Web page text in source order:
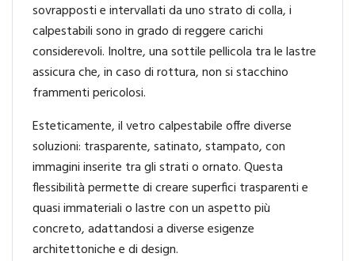
sovrapposti e intervallati da uno strato di colla, i
calpestabili sono in grado di reggere carichi
considerevoli. Inoltre, una sottile pellicola tra le lastre
assicura che, in caso di rottura, non si stacchino
frammenti pericolosi.
Esteticamente, il vetro calpestabile offre diverse
soluzioni: trasparente, satinato, stampato, con
immagini inserite tra gli strati o ornato. Questa
flessibilità permette di creare superfici trasparenti e
quasi immateriali o lastre con un aspetto più
concreto, adattandosi a diverse esigenze
architettoniche e di design.